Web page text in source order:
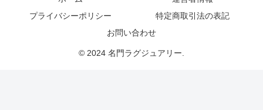
プライバシーポリシー
特定商取引法の表記
お問い合わせ
© 2024 名門ラグジュアリー.